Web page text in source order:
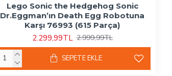
Lego Sonic the Hedgehog Sonic
Dr.Eggman’ın Death Egg Robotuna
Karşı 76993 (615 Parça)
2.299,99TL 2.999,99TL
SEPETE EKLE